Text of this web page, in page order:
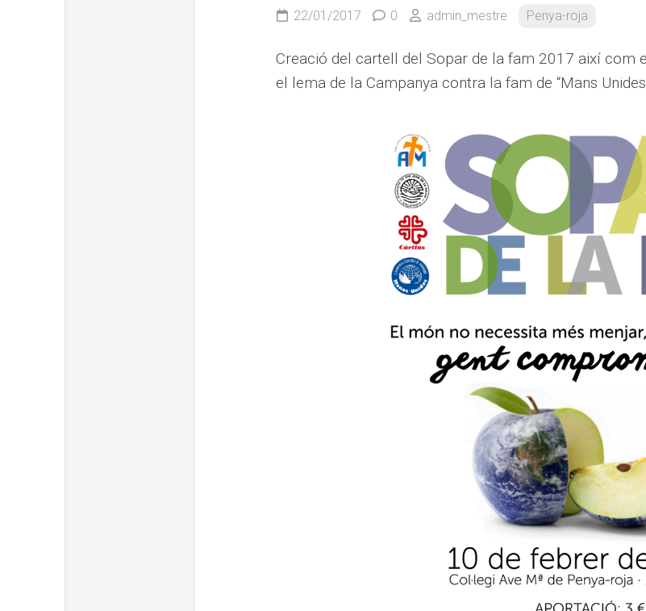
22/01/2017 0 admin_mestre Penya-roja
Creació del cartell del Sopar de la fam 2017 així com
el lema de la Campanya contra la fam de “Mans